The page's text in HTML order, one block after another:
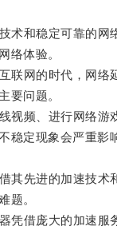
和稳定可靠的网
络体验。
网的时代，网络
要问题。
频、进行网络游
稳定现象会严重影
先进的加速技术
题。
借庞大的加速服